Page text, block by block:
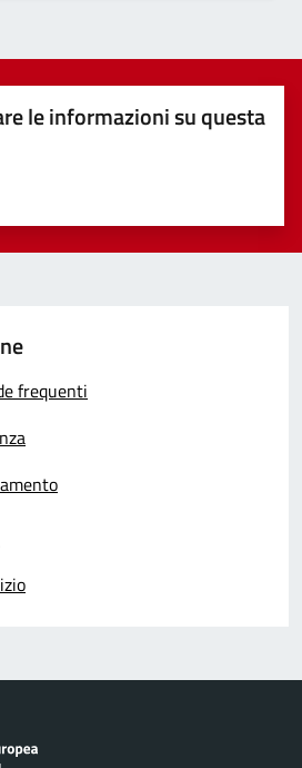
le informazioni su questa
5 stelle su 5
su 5
su 5
frequenti